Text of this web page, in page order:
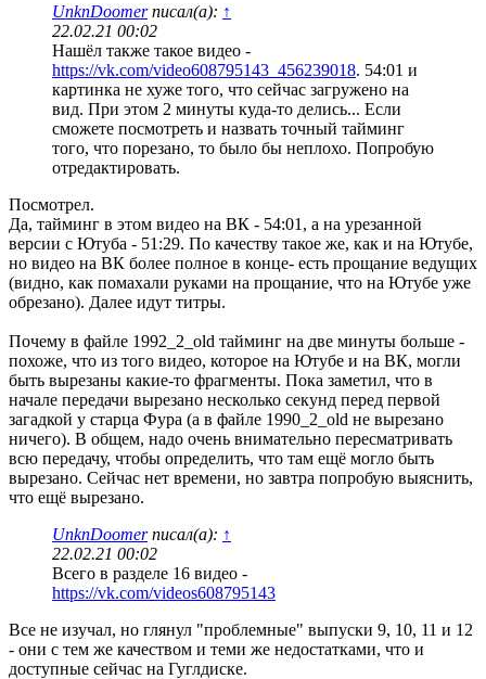
UnknDoomerписал(а): ↑
22.02.21 00:02
Нашёл также такое видео -
https://vk.com/video608795143_456239018. 54:01 и
картинка не хуже того, что сейчас загружено на
вид. При этом 2 минуты куда-то делись... Если
сможете посмотреть и назвать точный тайминг
того, что порезано, то было бы неплохо. Попробую
отредактировать.
Посмотрел.
Да, тайминг в этом видео на ВК - 54:01, а на урезанной
версии с Ютуба - 51:29. По качеству такое же, как и на Ютубе,
но видео на ВК более полное в конце- есть прощание ведущих
(видно, как помахали руками на прощание, что на Ютубе уже
обрезано). Далее идут титры.
Почему в файле 1992_2_old тайминг на две минуты больше -
похоже, что из того видео, которое на Ютубе и на ВК, могли
быть вырезаны какие-то фрагменты. Пока заметил, что в
начале передачи вырезано несколько секунд перед первой
загадкой у старца Фура (а в файле 1990_2_old не вырезано
ничего). В общем, надо очень внимательно пересматривать
всю передачу, чтобы определить, что там ещё могло быть
вырезано. Сейчас нет времени, но завтра попробую выяснить,
что ещё вырезано.
UnknDoomerписал(а): ↑
22.02.21 00:02
Всего в разделе 16 видео -
https://vk.com/videos608795143
Все не изучал, но глянул "проблемные" выпуски 9, 10, 11 и 12
- они с тем же качеством и теми же недостатками, что и
доступные сейчас на Гуглдиске.